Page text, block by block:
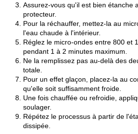
Assurez-vous qu'il est bien étanche
protecteur.
Pour la réchauffer, mettez-la au
l'eau chaude à l'intérieur.
Réglez le micro-ondes entre 800 et
pendant 1 à 2 minutes maximum.
Ne la remplissez pas au-delà des
totale.
Pour un effet glaçon, placez-la au
qu'elle soit suffisamment froide.
Une fois chauffée ou refroidie,
soulager.
Répétez le processus à partir de
dissipée.